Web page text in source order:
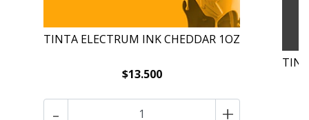
TINTA ELECTRUM INK CHEDDAR 1OZ
$13.500
- +